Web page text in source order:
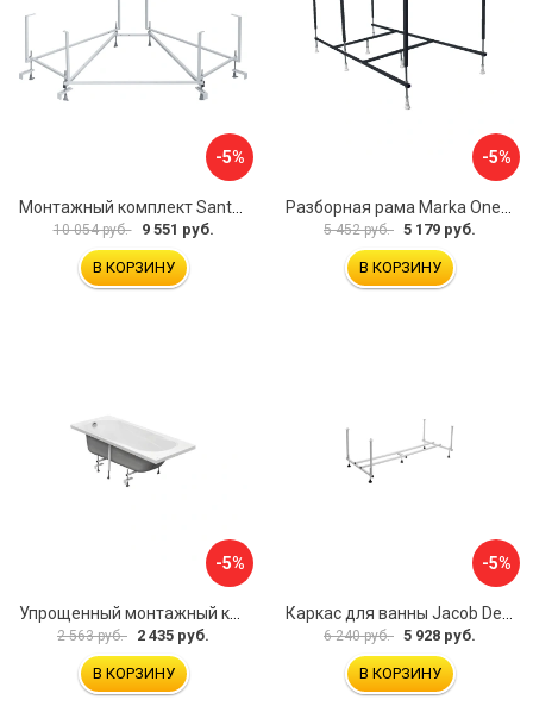
-5%
10 054 руб. 9 551 руб.
В КОРЗИНУ
-5%
5 452 руб. 5 179 руб.
В КОРЗИНУ
-5%
2 563 руб. 2 435 руб.
В КОРЗИНУ
-5%
6 240 руб. 5 928 руб.
В КОРЗИНУ